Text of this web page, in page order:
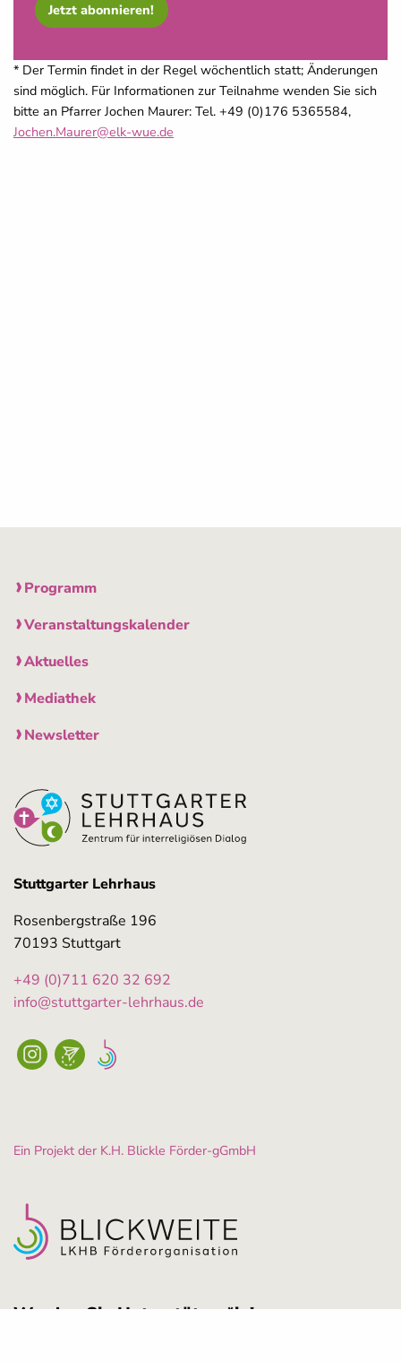
Jetzt abonnieren!
* Der Termin findet in der Regel wöchentlich statt; Änderungen
sind möglich. Für Informationen zur Teilnahme wenden Sie sich
bitte an Pfarrer Jochen Maurer: Tel. +49 (0)176 5365584,
Jochen.Maurer@elk-wue.de
Stuttgarter Lehrhaus
Rosenbergstraße 196
70193 Stuttgart
+49 (0)711 620 32 692
info@stuttgarter-lehrhaus.de
Ein Projekt der K.H. Blickle Förder-gGmbH
Programm
Veranstaltungskalender
Aktuelles
Mediathek
Newsletter
Werden Sie Unterstützer*in!